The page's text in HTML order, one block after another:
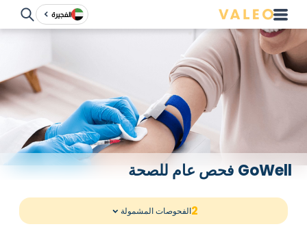
الفجيرة
GoWell فحص عام للصحة
2الفحوصات المشمولة